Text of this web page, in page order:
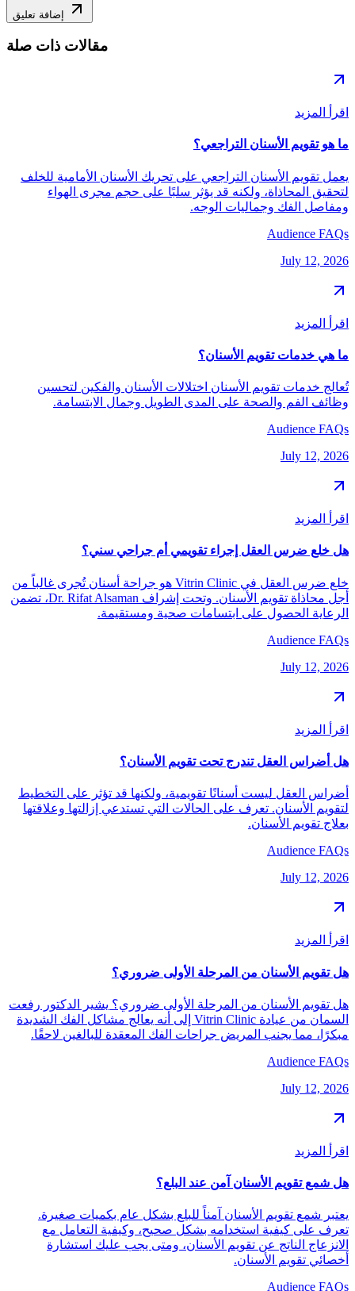
إضافة تعليق
مقالات ذات صلة
اقرأ المزيد
ما هو تقويم الأسنان التراجعي؟
يعمل تقويم الأسنان التراجعي على تحريك الأسنان الأمامية للخلف
لتحقيق المحاذاة، ولكنه قد يؤثر سلبًا على حجم مجرى الهواء
ومفاصل الفك وجماليات الوجه.
Audience FAQs
July 12, 2026
اقرأ المزيد
ما هي خدمات تقويم الأسنان؟
تُعالج خدمات تقويم الأسنان اختلالات الأسنان والفكين لتحسين
وظائف الفم والصحة على المدى الطويل وجمال الابتسامة.
Audience FAQs
July 12, 2026
اقرأ المزيد
هل خلع ضرس العقل إجراء تقويمي أم جراحي سني؟
خلع ضرس العقل في Vitrin Clinic هو جراحة أسنان تُجرى غالباً من
أجل محاذاة تقويم الأسنان. وتحت إشراف Dr. Rifat Alsaman، تضمن
الرعاية الحصول على ابتسامات صحية ومستقيمة.
Audience FAQs
July 12, 2026
اقرأ المزيد
هل أضراس العقل تندرج تحت تقويم الأسنان؟
أضراس العقل ليست أسنانًا تقويمية، ولكنها قد تؤثر على التخطيط
لتقويم الأسنان. تعرف على الحالات التي تستدعي إزالتها وعلاقتها
بعلاج تقويم الأسنان.
Audience FAQs
July 12, 2026
اقرأ المزيد
هل تقويم الأسنان من المرحلة الأولى ضروري؟
هل تقويم الأسنان من المرحلة الأولى ضروري؟ يشير الدكتور رفعت
السمان من عيادة Vitrin Clinic إلى أنه يعالج مشاكل الفك الشديدة
مبكرًا، مما يجنب المريض جراحات الفك المعقدة للبالغين لاحقًا.
Audience FAQs
July 12, 2026
اقرأ المزيد
هل شمع تقويم الأسنان آمن عند البلع؟
يعتبر شمع تقويم الأسنان آمناً للبلع بشكل عام بكميات صغيرة.
تعرف على كيفية استخدامه بشكل صحيح، وكيفية التعامل مع
الانزعاج الناتج عن تقويم الأسنان، ومتى يجب عليك استشارة
أخصائي تقويم الأسنان.
Audience FAQs